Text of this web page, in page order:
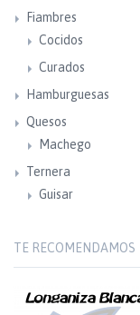
Fiambres
Cocidos
Curados
Hamburguesas
Quesos
Machego
Ternera
Guisar
TE RECOMENDAMOS